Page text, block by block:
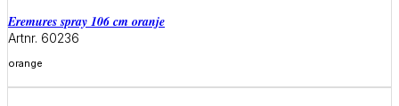
eremures spray 106 cm oranje
Artnr. 60236
orange
Meer informatie